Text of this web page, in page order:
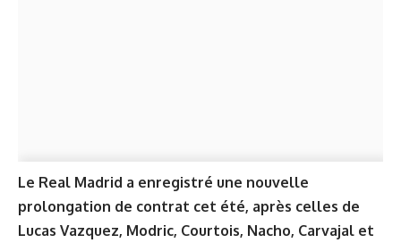
Le Real Madrid a enregistré une nouvelle
prolongation de contrat cet été, après celles de
Lucas Vazquez, Modric, Courtois, Nacho, Carvajal et